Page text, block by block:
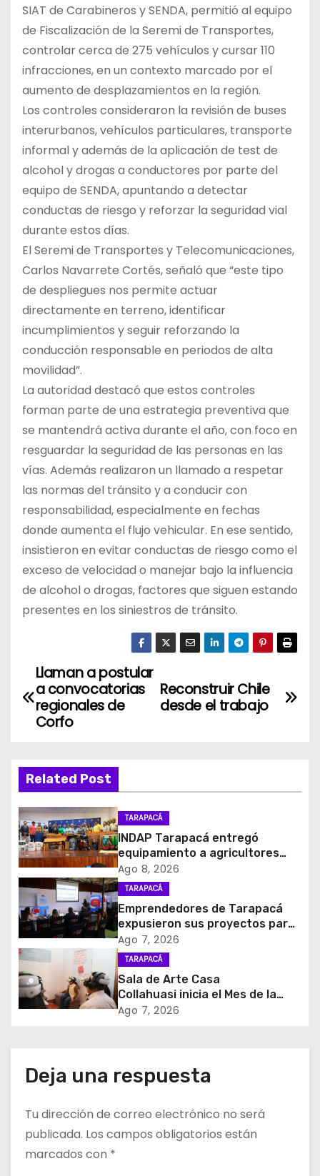
SIAT de Carabineros y SENDA, permitió al equipo
de Fiscalización de la Seremi de Transportes,
controlar cerca de 275 vehículos y cursar 110
infracciones, en un contexto marcado por el
aumento de desplazamientos en la región.
Los controles consideraron la revisión de buses
interurbanos, vehículos particulares, transporte
informal y además de la aplicación de test de
alcohol y drogas a conductores por parte del
equipo de SENDA, apuntando a detectar
conductas de riesgo y reforzar la seguridad vial
durante estos días.
El Seremi de Transportes y Telecomunicaciones,
Carlos Navarrete Cortés, señaló que “este tipo
de despliegues nos permite actuar
directamente en terreno, identificar
incumplimientos y seguir reforzando la
conducción responsable en periodos de alta
movilidad”.
La autoridad destacó que estos controles
forman parte de una estrategia preventiva que
se mantendrá activa durante el año, con foco en
resguardar la seguridad de las personas en las
vías. Además realizaron un llamado a respetar
las normas del tránsito y a conducir con
responsabilidad, especialmente en fechas
donde aumenta el flujo vehicular. En ese sentido,
insistieron en evitar conductas de riesgo como el
exceso de velocidad o manejar bajo la influencia
de alcohol o drogas, factores que siguen estando
presentes en los siniestros de tránsito.
N
a
e
g
a
c
i
ó
n
d
e
n
r
a
Reconstruir Chile
desde el trabajo
Llaman a postular
a convocatorias
regionales de
Corfo
Related Post
TARAPACÁ
INDAP Tarapacá entregó
equipamiento a agricultores
para prevenir la mosca de la
fruta en Pica
Ago 8, 2026
TARAPACÁ
Emprendedores de Tarapacá
expusieron sus proyectos para
acceder al Fondo Capital
Semilla de SERCOTEC
Ago 7, 2026
TARAPACÁ
Sala de Arte Casa
Collahuasi inicia el Mes de la
Minería con experiencia
Ago 7, 2026
Deja una respuesta
Tu dirección de correo electrónico no será
publicada. Los campos obligatorios están
marcados con *